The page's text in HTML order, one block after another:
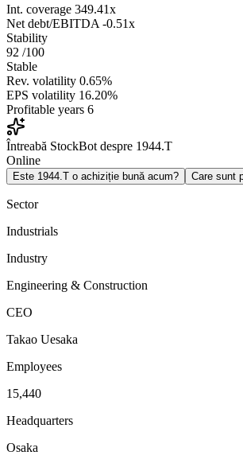
Int. coverage 349.41x
Net debt/EBITDA -0.51x
Stability
92 /100
Stable
Rev. volatility 0.65%
EPS volatility 16.20%
Profitable years 6
Întreabă StockBot despre 1944.T
Online
Este 1944.T o achiziție bună acum? Care sunt
Sector
Industrials
Industry
Engineering & Construction
CEO
Takao Uesaka
Employees
15,440
Headquarters
Osaka